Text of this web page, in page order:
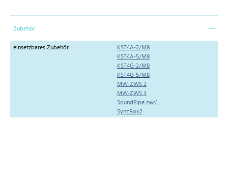
Zubehör
einsetzbares Zubehör
KST4A-2/M8
KST4A-5/M8
KST4G-2/M8
KST4G-5/M8
MW-ZWS 2
MW-ZWS 3
SoundPipe zws1
SyncBox2